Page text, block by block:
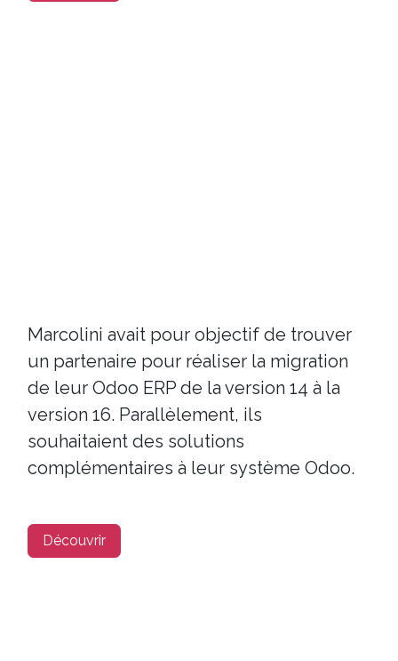
Marcolini avait pour objectif de trouver
un partenaire pour réaliser la migration
de leur Odoo ERP de la version 14 à la
version 16. Parallèlement, ils
souhaitaient des solutions
complémentaires à leur système Odoo.
Découvrir